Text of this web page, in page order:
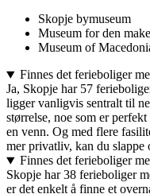
Skopje bymuseum
Museum for den
Museum of
Finnes det ferieboliger
Ja, Skopje har 57
ligger vanligvis sentralt til
størrelse, noe som er
en venn. Og med flere
mer privatliv, kan du slappe
Finnes det ferieboliger
Skopje har 38 ferieboliger
er det enkelt å finne et